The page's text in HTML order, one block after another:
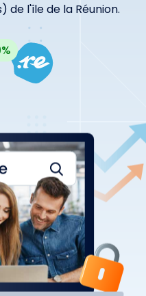
de l'île de la Réunion.